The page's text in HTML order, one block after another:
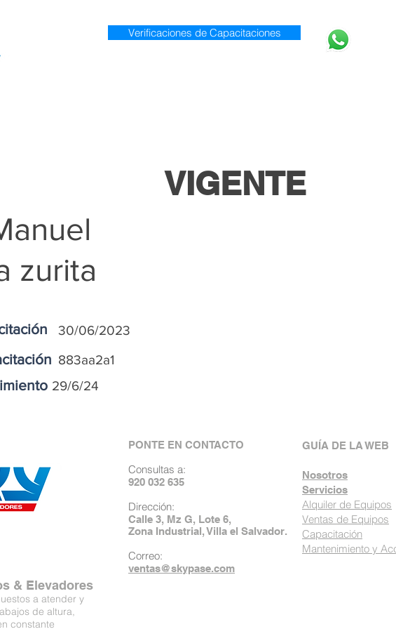
Verificaciones de Capacitaciones
VIGENTE
zurita
30/06/2023
883aa2a1
29/6/24
PONTE EN CONTACTO
Consultas a:
920 032 635
Dirección:
Calle 3, Mz G, Lote 6,
Zona Industrial, Villa el Salvador.
Correo:
ventas@skypase.com
GUÍA DE LA WEB
Nosotros
Servicios
Alquiler de Equipos
Ventas de Equipos
Capacitación
Mantenimiento y
& Elevadores
a atender y
de altura,
constante